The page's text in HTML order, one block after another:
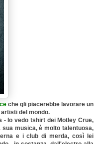
che gli piacerebbe lavorare un
del mondo.
- Io vedo tshirt dei Motley Crue,
musica, è molto talentuosa,
e i club di merda, così lei